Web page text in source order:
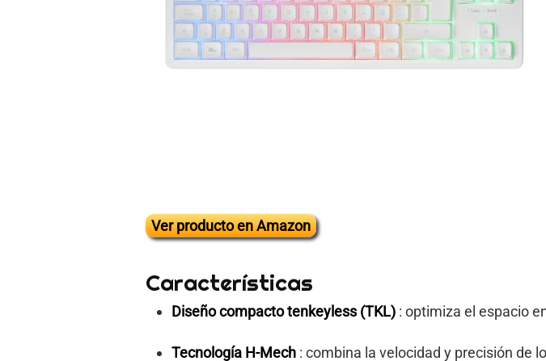
Ver producto en Amazon
Características
Diseño compacto tenkeyless (TKL) : optimiza el espacio
Tecnología H-Mech : combina la velocidad y precisión de